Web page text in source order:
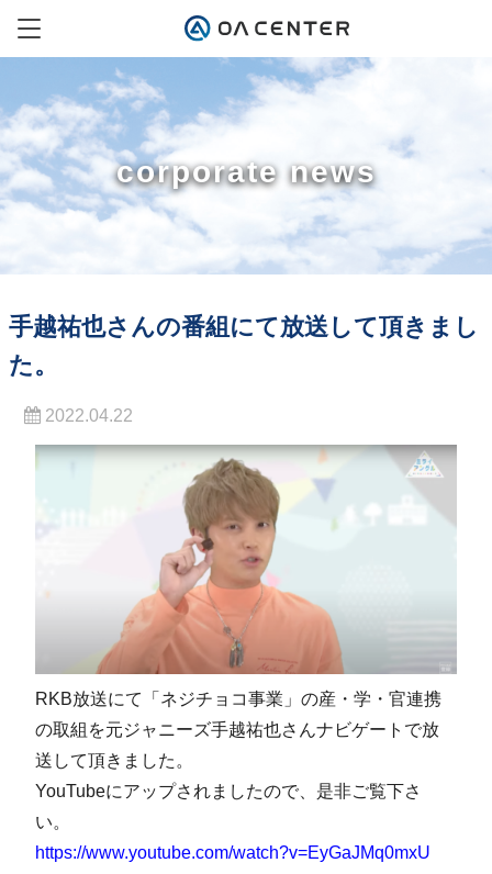
corporate news
手越祐也さんの番組にて放送して頂きまし
た。
2022.04.22
RKB放送にて「ネジチョコ事業」の産・学・官連携
の取組を元ジャニーズ手越祐也さんナビゲートで放
送して頂きました。
YouTubeにアップされましたので、是非ご覧下さ
い。
https://www.youtube.com/watch?v=EyGaJMq0mxU